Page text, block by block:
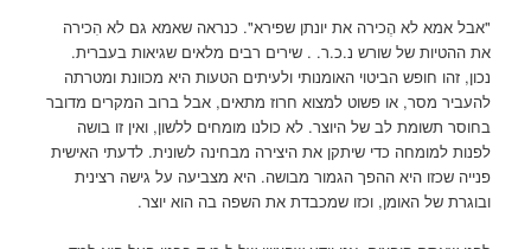
"אבל אמא לא הֶכירה את יונתן שפירא". כנראה שאמא גם לא הִכירה
את ההטיות של שורש נ.כ.ר. . שירים רבים מלאים שגיאות בעברית.
נכון, זהו חופש הביטוי האומנותי ולעיתים הטעות היא מכוונת ומטרתה
להעביר מסר, או פשוט למצוא חרוז מתאים, אבל ברוב המקרים מדובר
בחוסר תשומת לב של היוצר. לא כולנו מומחים ללשון, ואין זו בושה
לפנות למומחה כדי שיתקן את היצירה מבחינה לשונית. לדעתי האישית
פנייה שכזו היא ההפך הגמור מבושה. היא מצביעה על גישה רצינית
ובוגרת של האומן, וכזו שמכבדת את השפה בה הוא יוצר.